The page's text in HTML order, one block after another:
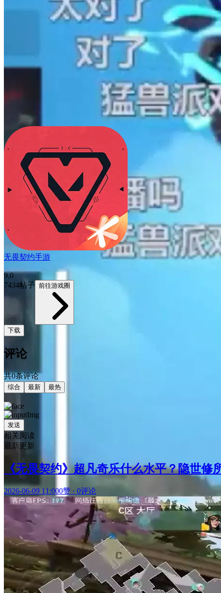
无畏契约手游
9.0
7434帖子 前往游戏圈
下载
评论
共0条评论
综合 最新 最热
发送
相关阅读
最新更新
《无畏契约》超凡奇乐什么水平？隐世
2026-06-09 11:000赞 · 0评论